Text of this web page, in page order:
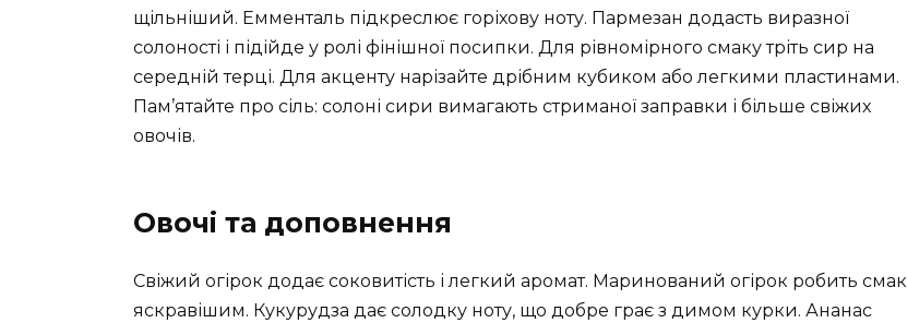
щільніший. Емменталь підкреслює горіхову ноту. Пармезан додасть виразної
солоності і підійде у ролі фінішної посипки. Для рівномірного смаку тріть сир на
середній терці. Для акценту нарізайте дрібним кубиком або легкими пластинами.
Пам’ятайте про сіль: солоні сири вимагають стриманої заправки і більше свіжих
овочів.
Овочі та доповнення
Свіжий огірок додає соковитість і легкий аромат. Маринований огірок робить смак
яскравішим. Кукурудза дає солодку ноту, що добре грає з димом курки. Ананас